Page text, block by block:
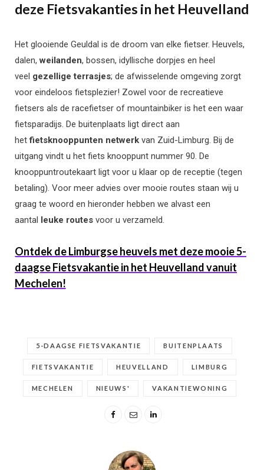
deze Fietsvakanties in het Heuvelland
Het glooiende Geuldal is de droom van elke fietser. Heuvels,
dalen, weilanden, bossen, idyllische dorpjes en heel
veel gezellige terrasjes; de afwisselende omgeving zorgt
voor eindeloos fietsplezier! Zowel voor de recreatieve
fietsers als de racefietser of mountainbiker is het een waar
fietsparadijs. De buitenplaats ligt direct aan
hetfietsknooppunten netwerk van Zuid-Limburg. Bij de
uitgang vindt u het fiets knooppunt nummer 90. De
knooppuntroutekaart ligt voor u klaar op de receptie (tegen
betaling). Voor meer advies over mooie routes staan wij u
graag te woord en hieronder hebben we alvast een
aantal
leuke routes voor u verzameld.
Ontdek de Limburgse heuvels met deze mooie 5-
daagse Fietsvakantie in het Heuvelland vanuit
Mechelen!
5-DAAGSE FIETSVAKANTIE BUITENPLAATS
FIETSVAKANTIE HEUVELLAND LIMBURG
MECHELEN NIEUWS' VAKANTIEWONING